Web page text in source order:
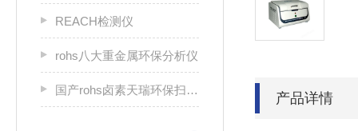
REACH检测仪
rohs八大重金属环保分析仪
国产rohs卤素天瑞环保扫描仪
产品详情